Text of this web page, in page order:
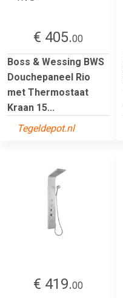
€ 405.00
Boss & Wessing BWS
Douchepaneel Rio
met Thermostaat
Kraan 15...
Tegeldepot.nl
€ 419.00